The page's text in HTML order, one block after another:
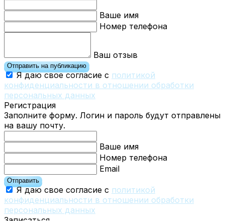
Ваше имя
Номер телефона
Ваш отзыв
Отправить на публикацию
Я даю свое согласие с политикой
конфиденциальности в отношении обработки
персональных данных
Регистрация
Заполните форму. Логин и пароль будут отправлены
на вашу почту.
Ваше имя
Номер телефона
Email
Отправить
Я даю свое согласие с политикой
конфиденциальности в отношении обработки
персональных данных